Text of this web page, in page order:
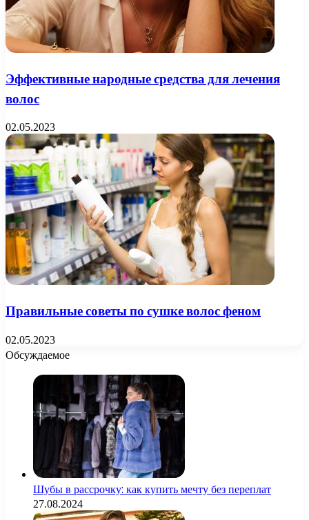
Эффективные народные средства для лечения
волос
02.05.2023
Правильные советы по сушке волос феном
02.05.2023
Обсуждаемое
Шубы в рассрочку: как купить мечту без переплат
27.08.2024